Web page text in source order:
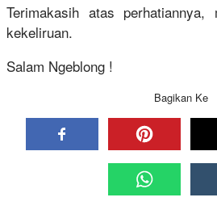
Terimakasih atas
kekeliruan.
Salam Ngeblong !
Bagikan Ke